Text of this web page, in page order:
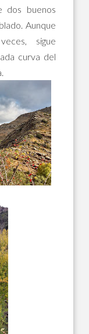
dos buenos
Aunque
sigue
curva del